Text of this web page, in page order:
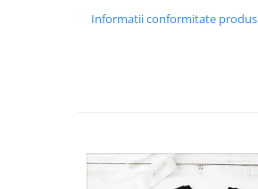
Informatii conformitate produs